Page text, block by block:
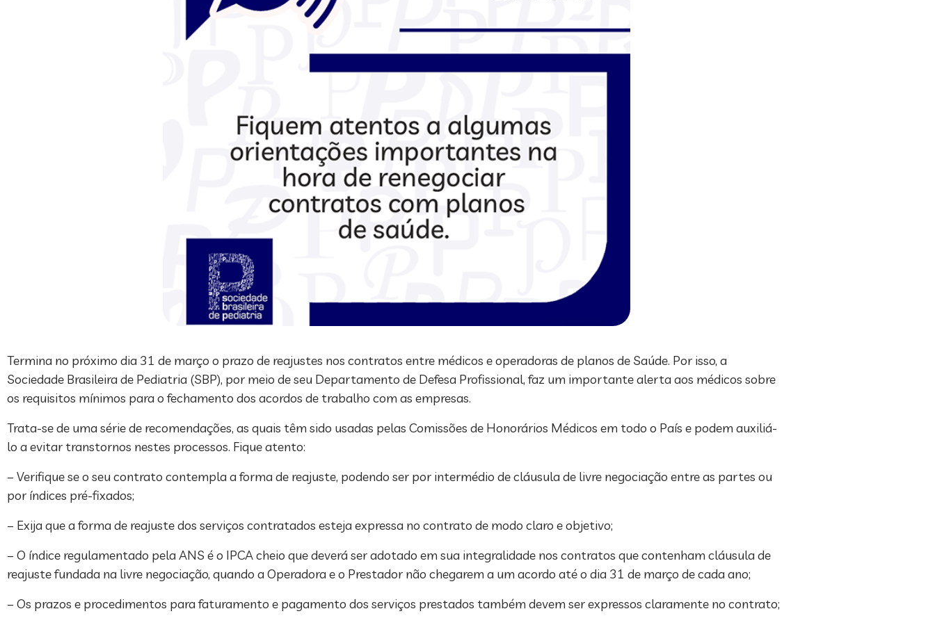
Termina no próximo dia 31 de março o prazo de reajustes nos contratos entre médicos e operadoras de planos de Saúde. Por isso, a
Sociedade Brasileira de Pediatria (SBP), por meio de seu Departamento de Defesa Profissional, faz um importante alerta aos médicos sobre
os requisitos mínimos para o fechamento dos acordos de trabalho com as empresas.
Trata-se de uma série de recomendações, as quais têm sido usadas pelas Comissões de Honorários Médicos em todo o País e podem auxiliá-
lo a evitar transtornos nestes processos. Fique atento:
– Verifique se o seu contrato contempla a forma de reajuste, podendo ser por intermédio de cláusula de livre negociação entre as partes ou
por índices pré-fixados;
– Exija que a forma de reajuste dos serviços contratados esteja expressa no contrato de modo claro e objetivo;
– O índice regulamentado pela ANS é o IPCA cheio que deverá ser adotado em sua integralidade nos contratos que contenham cláusula de
reajuste fundada na livre negociação, quando a Operadora e o Prestador não chegarem a um acordo até o dia 31 de março de cada ano;
– Os prazos e procedimentos para faturamento e pagamento dos serviços prestados também devem ser expressos claramente no contrato;